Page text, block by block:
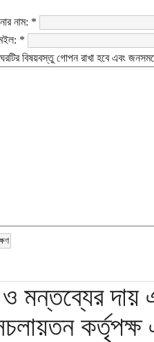
নাম: *
*
বিষয়বস্তু গোপন রাখা হবে এবং
মন্তব্যের দায়